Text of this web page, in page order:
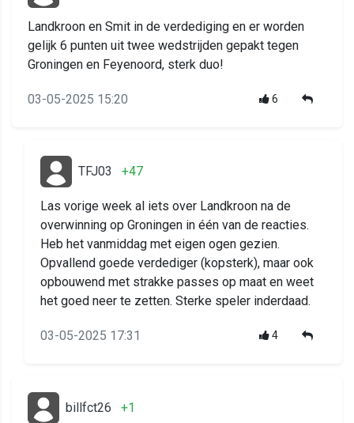
Landkroon en Smit in de verdediging en er worden
gelijk 6 punten uit twee wedstrijden gepakt tegen
Groningen en Feyenoord, sterk duo!
03-05-2025 15:20 6
TFJ03 +47
Las vorige week al iets over Landkroon na de
overwinning op Groningen in één van de reacties.
Heb het vanmiddag met eigen ogen gezien.
Opvallend goede verdediger (kopsterk), maar ook
opbouwend met strakke passes op maat en weet
het goed neer te zetten. Sterke speler inderdaad.
03-05-2025 17:31 4
billfct26 +1